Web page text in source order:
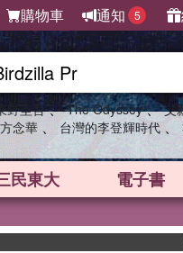
購物車 通知 5
野圭吾 、 The Odyssey 、 父
方念華 、 台灣的李登輝時代 、
民東大 電子書